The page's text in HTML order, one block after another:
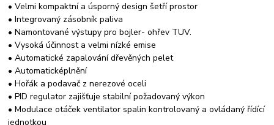
• Velmi kompaktní a úsporný design šetří prostor
• Integrovaný zásobník paliva
• Namontované výstupy pro bojler- ohřev TUV.
• Vysoká účinnost a velmi nízké emise
•Automatické zapalování dřevěnýchpelet
•Automaticképlnění
• Hořák a podavač z nerezové oceli
• PID regulator zajišťuje stabilní požadovaný výkon
• Modulace otáček ventilator spalin kontrolovaný a ovládaný řídící
jednotkou